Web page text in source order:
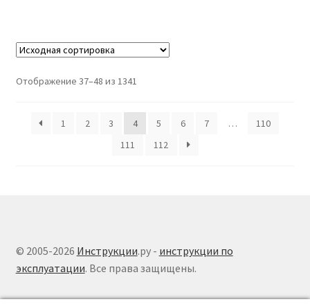
Отображение 37–48 из 1341
1 2 3 4 5 6 7 …
110
111
112
© 2005-2026 Инструкции.ру - инструкции по
эксплуатации. Все права защищены.